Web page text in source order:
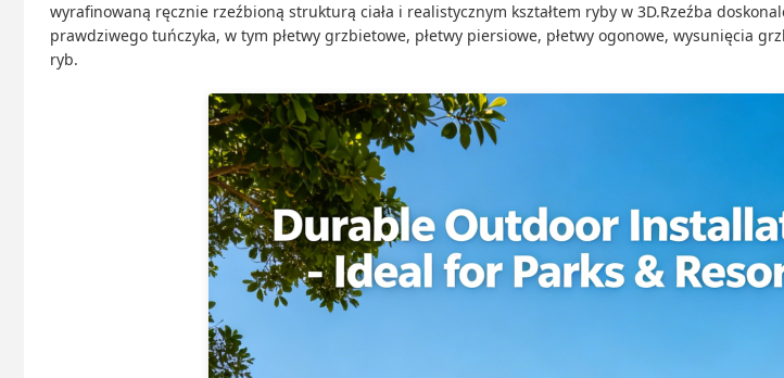
wyrafinowaną ręcznie rzeźbioną strukturą ciała i realistycznym kształtem ryby w 3D.Rzeźba
prawdziwego tuńczyka, w tym płetwy grzbietowe, płetwy piersiowe, płetwy ogonowe, wysunięcia
ryb.